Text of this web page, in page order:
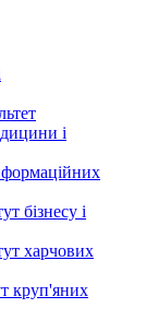
і
бізнесу і
харчових
круп'яних